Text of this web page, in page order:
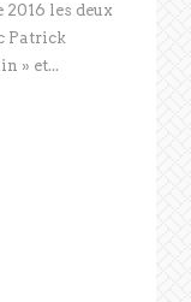
2016 les deux
Patrick
» et...